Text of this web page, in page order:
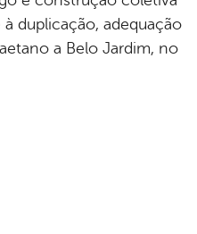
duplicação, adequação
a Belo Jardim, no